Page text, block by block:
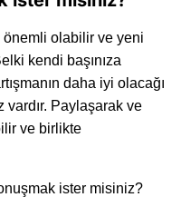
önemli olabilir ve yeni
kendi başınıza
daha iyi olacağı
vardır. Paylaşarak ve
ve birlikte
ister misiniz?